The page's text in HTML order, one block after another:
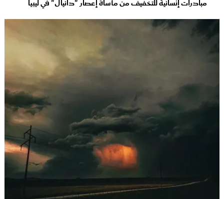
مبادرات إنسانية للتخفيف من مأساة إعصار "دانيال" في ليبيا